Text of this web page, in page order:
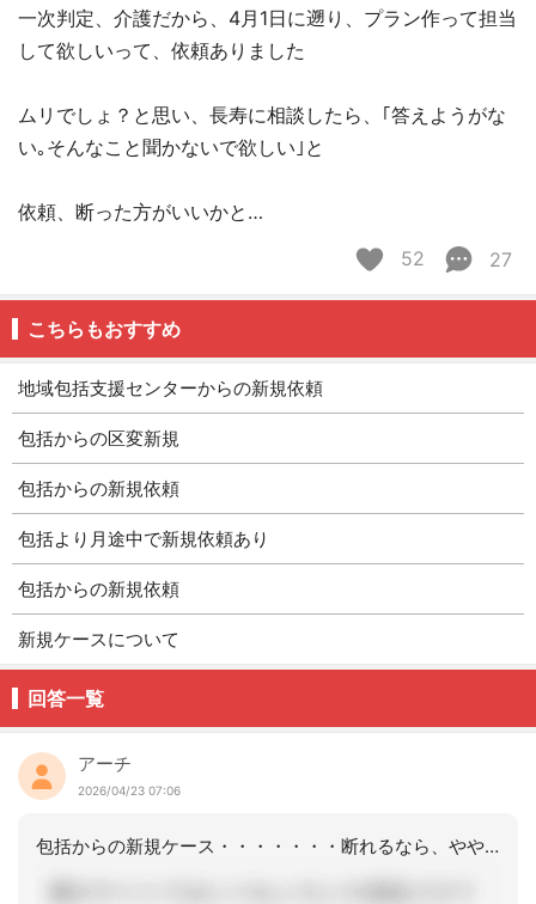
一次判定、介護だから、4月1日に遡り、プラン作って担当
して欲しいって、依頼ありました
ムリでしょ？と思い、長寿に相談したら、｢答えようがな
い｡そんなこと聞かないで欲しい｣と
依頼、断った方がいいかと…
52
27
こちらもおすすめ
地域包括支援センターからの新規依頼
包括からの区変新規
包括からの新規依頼
包括より月途中で新規依頼あり
包括からの新規依頼
新規ケースについて
回答一覧
アーチ
2026/04/23 07:06
包括からの新規ケース・・・・・・・断れるなら、ややこしくなる前にことわるのも方法